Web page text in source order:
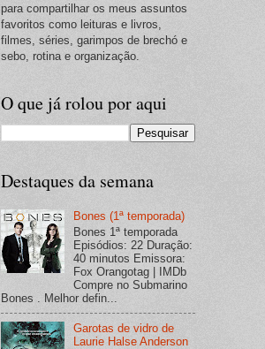
para compartilhar os meus assuntos
favoritos como leituras e livros,
filmes, séries, garimpos de brechó e
sebo, rotina e organização.
O que já rolou por aqui
Destaques da semana
Bones (1ª temporada)
Bones 1ª temporada
Episódios: 22 Duração:
40 minutos Emissora:
Fox Orangotag | IMDb
Compre no Submarino
Bones . Melhor defin...
Garotas de vidro de
Laurie Halse Anderson